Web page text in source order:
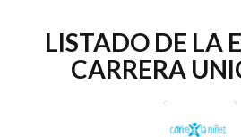
LISTADO DE LA
CARRERA